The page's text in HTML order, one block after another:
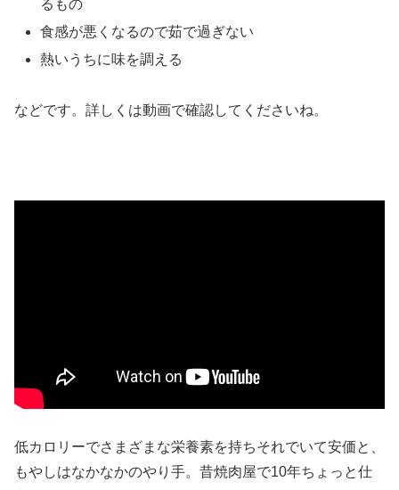
るもの
食感が悪くなるので茹で過ぎない
熱いうちに味を調える
などです。詳しくは動画で確認してくださいね。
低カロリーでさまざまな栄養素を持ちそれでいて安価と、
もやしはなかなかのやり手。昔焼肉屋で10年ちょっと仕